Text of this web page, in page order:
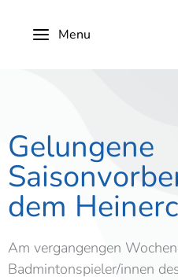
Menu
Gelungene
dem
Am vergangengen
Badmintonspieler/innen